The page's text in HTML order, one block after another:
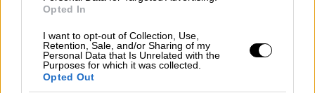
Opted In
I want to opt-out of Collection, Use,
Retention, Sale, and/or Sharing of my
Personal Data that Is Unrelated with the
Purposes for which it was collected.
Opted Out
Δημήτρης Μελισσανίδης τον πήρε
τηλέφωνο και τον απείλησε
ΑΛΛΑ #TAGS
Παναθηναϊκός